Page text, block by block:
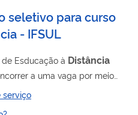
seletivo para curso
- IFSUL
Esducação à Distância
a uma vaga por meio
serviço